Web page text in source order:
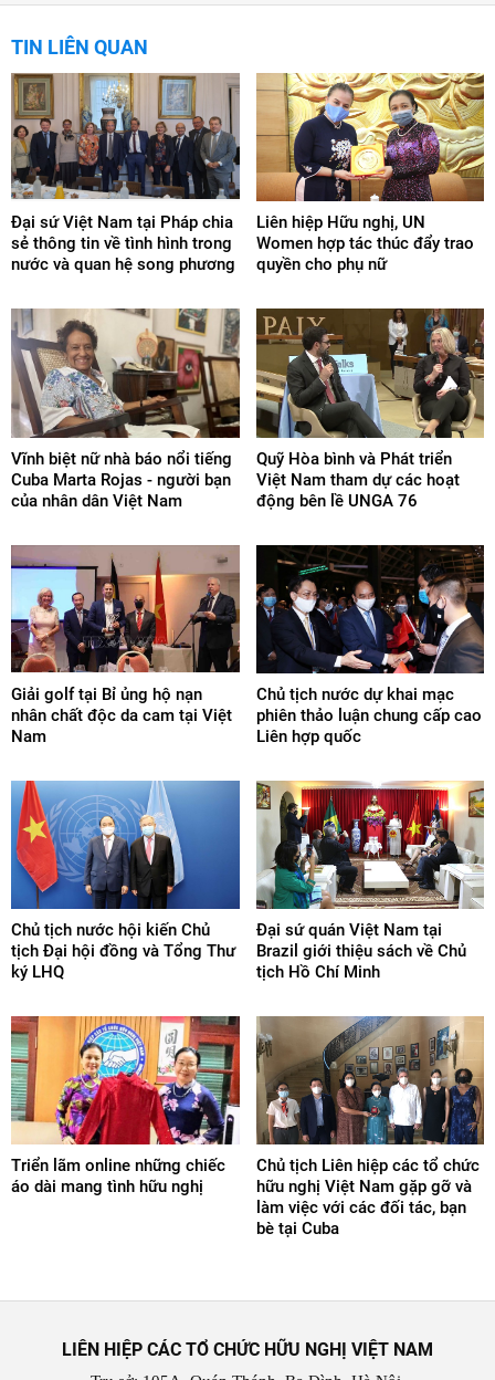
TIN LIÊN QUAN
Đại sứ Việt Nam tại Pháp chia
sẻ thông tin về tình hình trong
nước và quan hệ song phương
Liên hiệp Hữu nghị, UN
Women hợp tác thúc đẩy trao
quyền cho phụ nữ
Vĩnh biệt nữ nhà báo nổi tiếng
Cuba Marta Rojas - người bạn
của nhân dân Việt Nam
Quỹ Hòa bình và Phát triển
Việt Nam tham dự các hoạt
động bên lề UNGA 76
Giải golf tại Bỉ ủng hộ nạn
nhân chất độc da cam tại Việt
Nam
Chủ tịch nước dự khai mạc
phiên thảo luận chung cấp cao
Liên hợp quốc
Chủ tịch nước hội kiến Chủ
tịch Đại hội đồng và Tổng Thư
ký LHQ
Đại sứ quán Việt Nam tại
Brazil giới thiệu sách về Chủ
tịch Hồ Chí Minh
Triển lãm online những chiếc
áo dài mang tình hữu nghị
Chủ tịch Liên hiệp các tổ chức
hữu nghị Việt Nam gặp gỡ và
làm việc với các đối tác, bạn
bè tại Cuba
LIÊN HIỆP CÁC TỔ CHỨC HỮU NGHỊ VIỆT NAM